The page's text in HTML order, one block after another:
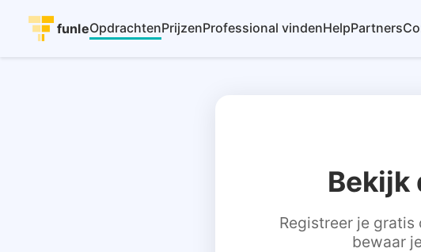
funleOpdrachtenPrijzenProfessional vindenHelpPartners
Bekijk
Registreer je
bewaar